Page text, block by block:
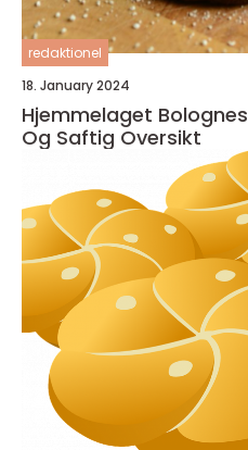
redaktionel
18. January 2024
Hjemmelaget
Og Saftig Oversikt